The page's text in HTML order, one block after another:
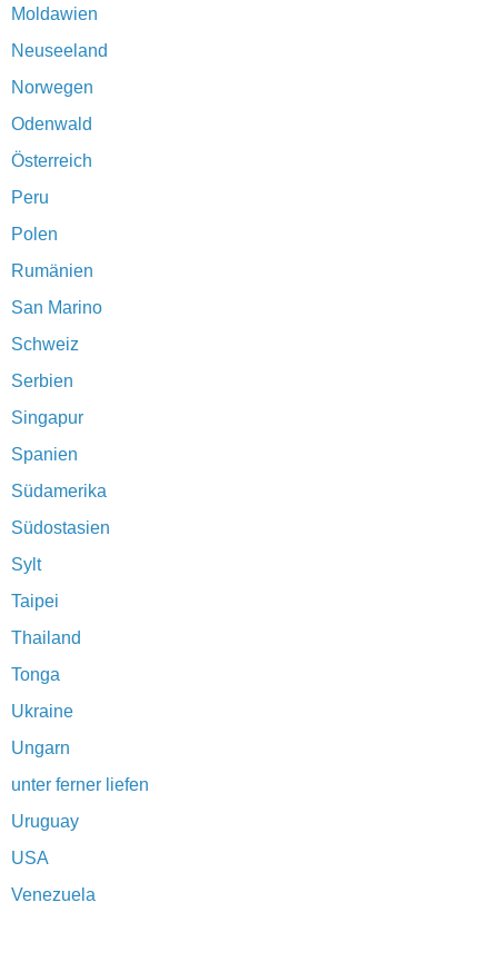
Moldawien
Neuseeland
Norwegen
Odenwald
Österreich
Peru
Polen
Rumänien
San Marino
Schweiz
Serbien
Singapur
Spanien
Südamerika
Südostasien
Sylt
Taipei
Thailand
Tonga
Ukraine
Ungarn
unter ferner liefen
Uruguay
USA
Venezuela